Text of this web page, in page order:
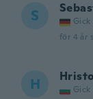
S Gick
för 4 år
H Hristo
Gick